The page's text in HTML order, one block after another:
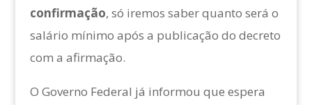
confirmação, só iremos saber quanto será o
salário mínimo após a publicação do decreto
com a afirmação.
O Governo Federal já informou que espera